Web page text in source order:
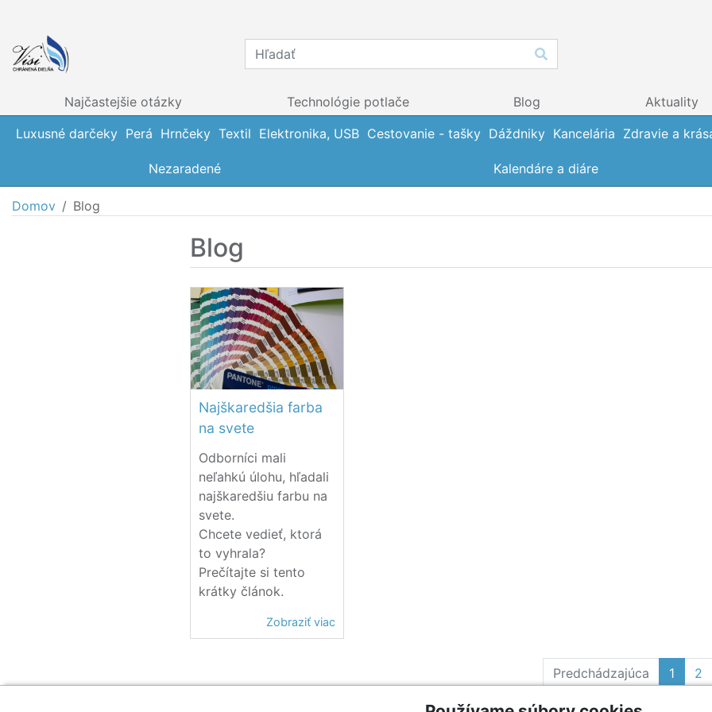
Najčastejšie otázky Technológie potlače Blog Aktuality
Luxusné darčeky Perá Hrnčeky Textil Elektronika, USB Cestovanie - tašky Dáždniky Kancelária Zdravie a
Nezaradené Kalendáre a diáre
Domov Blog
Blog
Najškaredšia farba
na svete
Odborníci mali
neľahkú úlohu, hľadali
najškaredšiu farbu na
svete.
Chcete vedieť, ktorá
to vyhrala?
Prečítajte si tento
krátky článok.
Zobraziť viac
Predchádzajúca 1 2